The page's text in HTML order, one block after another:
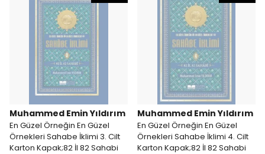
Muhammed Emin Yıldırım
En Güzel Örneğin En Güzel
Örnekleri Sahabe İklimi 3. Cilt
Karton Kapak;82 İl 82 Sahabi
Muhammed Emin Yıldırım
En Güzel Örneğin En Güzel
Örnekleri Sahabe İklimi 4. Cilt
Karton Kapak;82 İl 82 Sahabi